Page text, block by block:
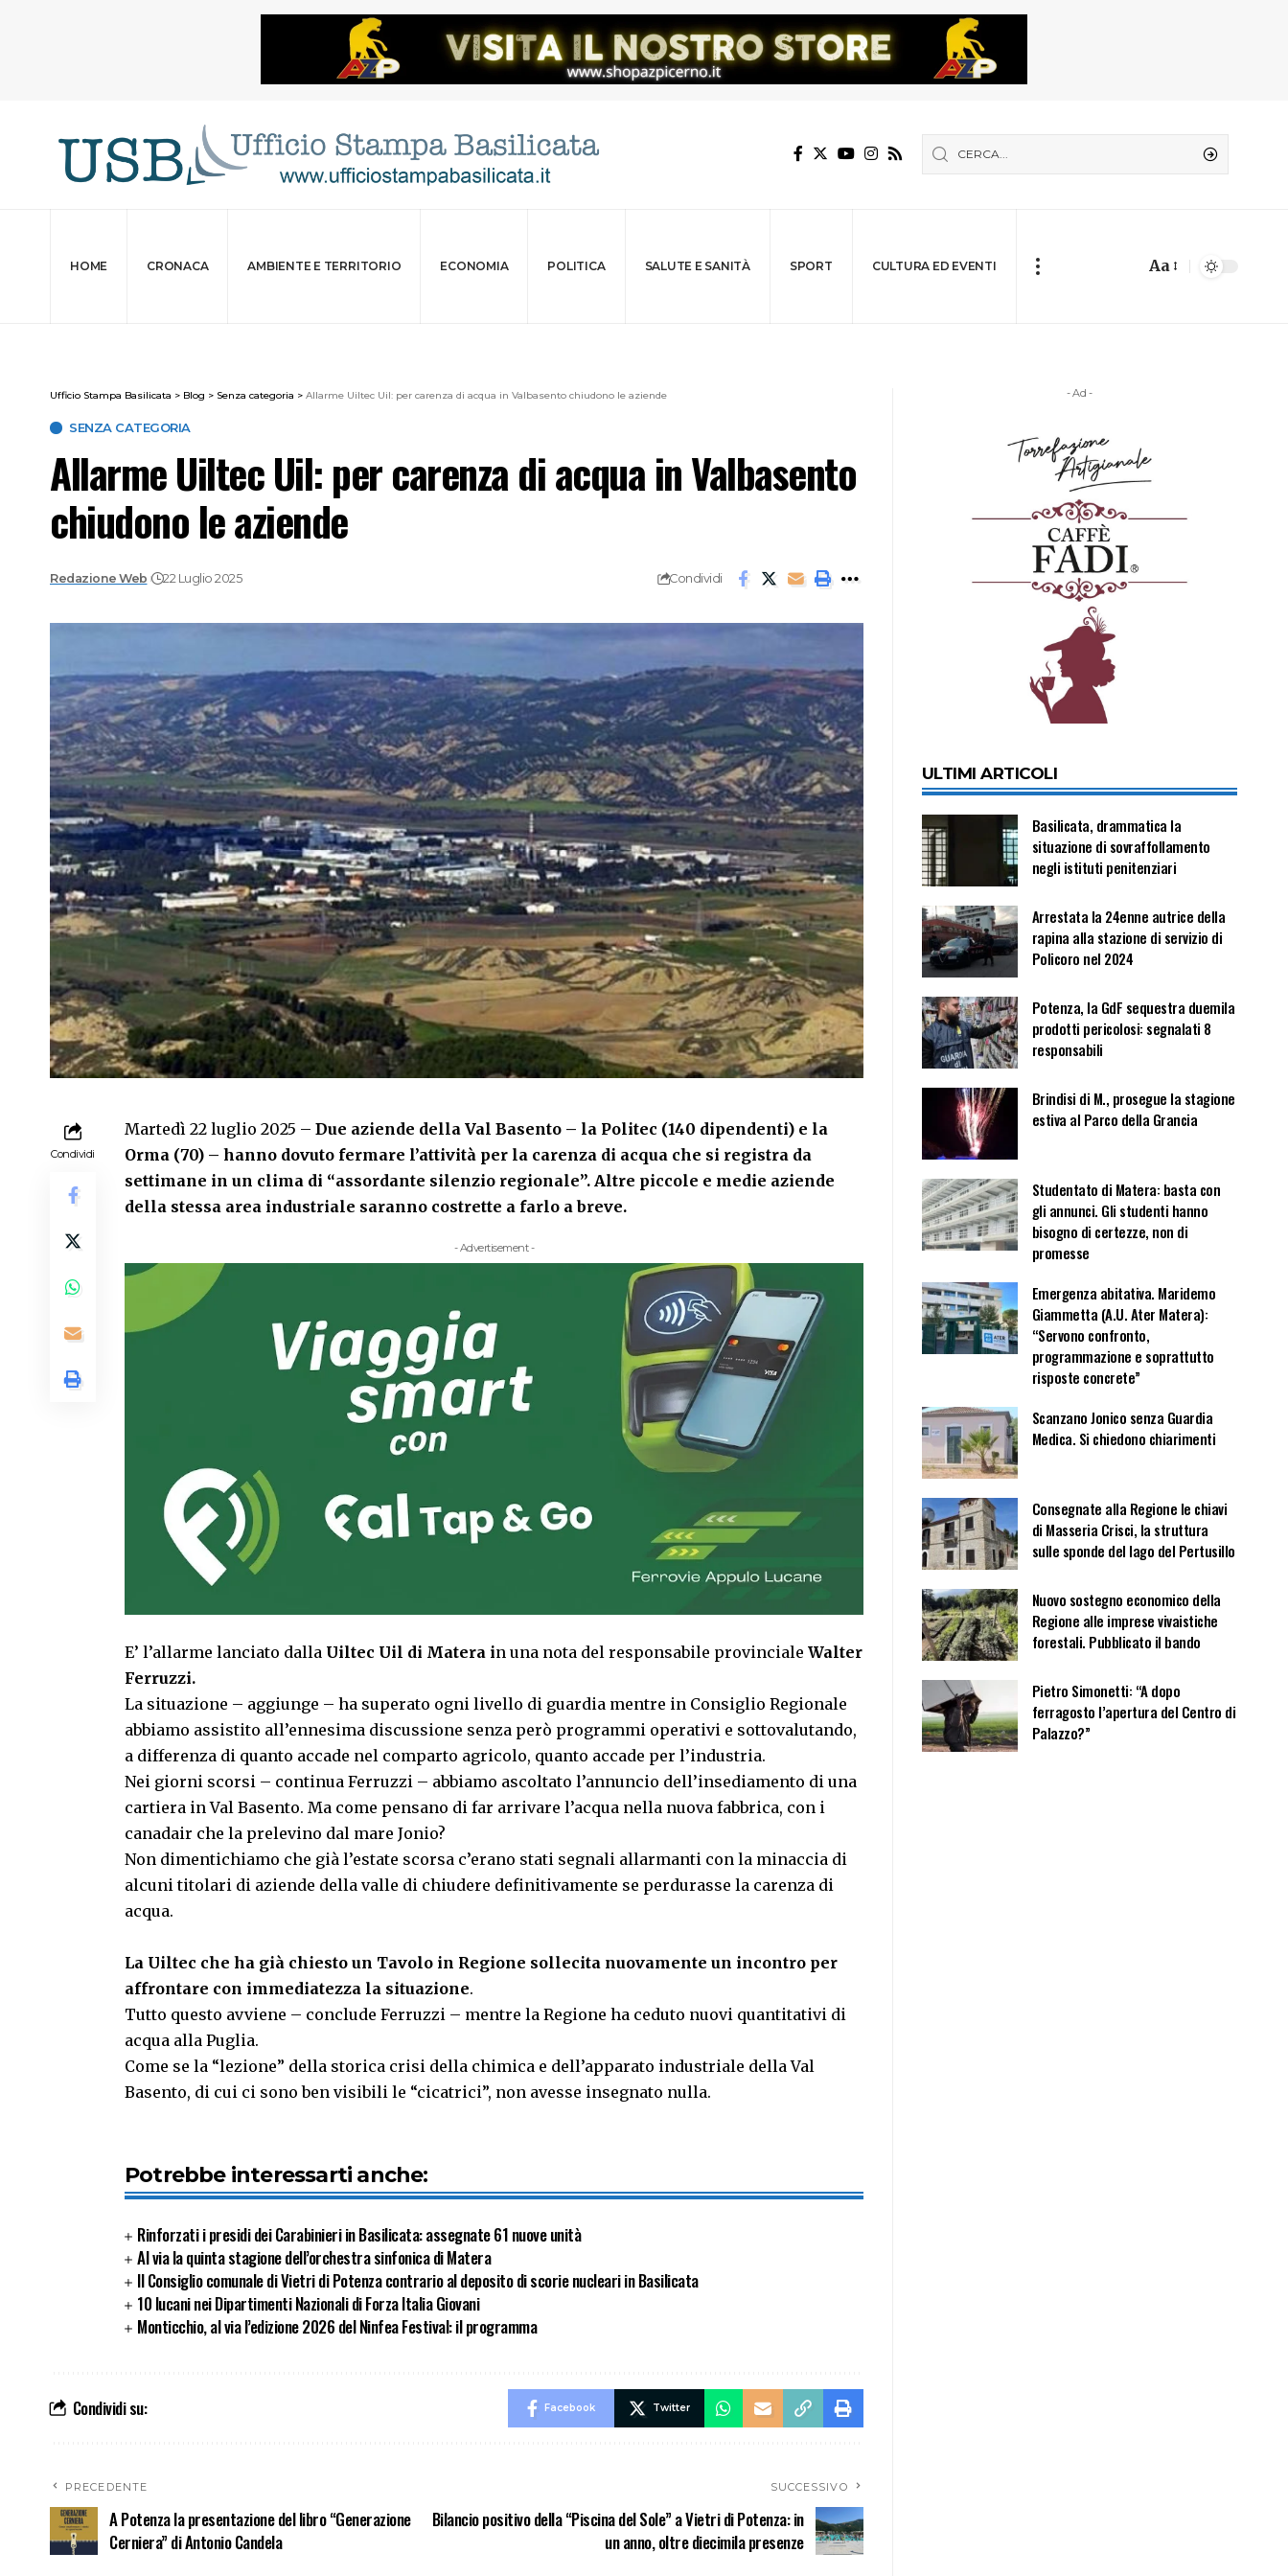
HOME CRONACA AMBIENTE E TERRITORIO ECONOMIA POLITICA SALUTE E SANITÀ SPORT CULTURA ED EVENTI Aa
Ufficio Stampa Basilicata > Blog > Senza categoria > Allarme Uiltec Uil: per carenza di acqua in Valbasento chiudono le aziende
SENZA CATEGORIA
Allarme Uiltec Uil: per carenza di acqua in Valbasento
chiudono le aziende
Redazione Web 22 Luglio 2025 Condividi
Condividi
Martedì 22 luglio 2025 – Due aziende della Val Basento – la Politec (140 dipendenti) e la
Orma (70) – hanno dovuto fermare l’attività per la carenza di acqua che si registra da
settimane in un clima di “assordante silenzio regionale”. Altre piccole e medie aziende
della stessa area industriale saranno costrette a farlo a breve.
- Advertisement -
E’ l’allarme lanciato dalla Uiltec Uil di Matera in una nota del responsabile provinciale Walter
Ferruzzi.
La situazione – aggiunge – ha superato ogni livello di guardia mentre in Consiglio Regionale
abbiamo assistito all’ennesima discussione senza però programmi operativi e sottovalutando,
a differenza di quanto accade nel comparto agricolo, quanto accade per l’industria.
Nei giorni scorsi – continua Ferruzzi – abbiamo ascoltato l’annuncio dell’insediamento di una
cartiera in Val Basento. Ma come pensano di far arrivare l’acqua nella nuova fabbrica, con i
canadair che la prelevino dal mare Jonio?
Non dimentichiamo che già l’estate scorsa c’erano stati segnali allarmanti con la minaccia di
alcuni titolari di aziende della valle di chiudere definitivamente se perdurasse la carenza di
acqua.
La Uiltec che ha già chiesto un Tavolo in Regione sollecita nuovamente un incontro per
affrontare con immediatezza la situazione.
Tutto questo avviene – conclude Ferruzzi – mentre la Regione ha ceduto nuovi quantitativi di
acqua alla Puglia.
Come se la “lezione” della storica crisi della chimica e dell’apparato industriale della Val
Basento, di cui ci sono ben visibili le “cicatrici”, non avesse insegnato nulla.
Potrebbe interessarti anche:
Rinforzati i presidi dei Carabinieri in Basilicata: assegnate 61 nuove unità
Al via la quinta stagione dell’orchestra sinfonica di Matera
Il Consiglio comunale di Vietri di Potenza contrario al deposito di scorie nucleari in Basilicata
10 lucani nei Dipartimenti Nazionali di Forza Italia Giovani
Monticchio, al via l’edizione 2026 del Ninfea Festival: il programma
Condividi su: Facebook Twitter
PRECEDENTE
A Potenza la presentazione del libro “Generazione
Cerniera” di Antonio Candela
SUCCESSIVO
Bilancio positivo della “Piscina del Sole” a Vietri di Potenza: in
un anno, oltre diecimila presenze
- Ad -
ULTIMI ARTICOLI
Basilicata, drammatica la
situazione di sovraffollamento
negli istituti penitenziari
Arrestata la 24enne autrice della
rapina alla stazione di servizio di
Policoro nel 2024
Potenza, la GdF sequestra duemila
prodotti pericolosi: segnalati 8
responsabili
Brindisi di M., prosegue la stagione
estiva al Parco della Grancia
Studentato di Matera: basta con
gli annunci. Gli studenti hanno
bisogno di certezze, non di
promesse
Emergenza abitativa. Maridemo
Giammetta (A.U. Ater Matera):
“Servono confronto,
programmazione e soprattutto
risposte concrete”
Scanzano Jonico senza Guardia
Medica. Si chiedono chiarimenti
Consegnate alla Regione le chiavi
di Masseria Crisci, la struttura
sulle sponde del lago del Pertusillo
Nuovo sostegno economico della
Regione alle imprese vivaistiche
forestali. Pubblicato il bando
Pietro Simonetti: “A dopo
ferragosto l’apertura del Centro di
Palazzo?”